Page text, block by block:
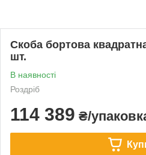
Скоба бортова
шт.
В наявності
Роздріб
114 389 ₴/